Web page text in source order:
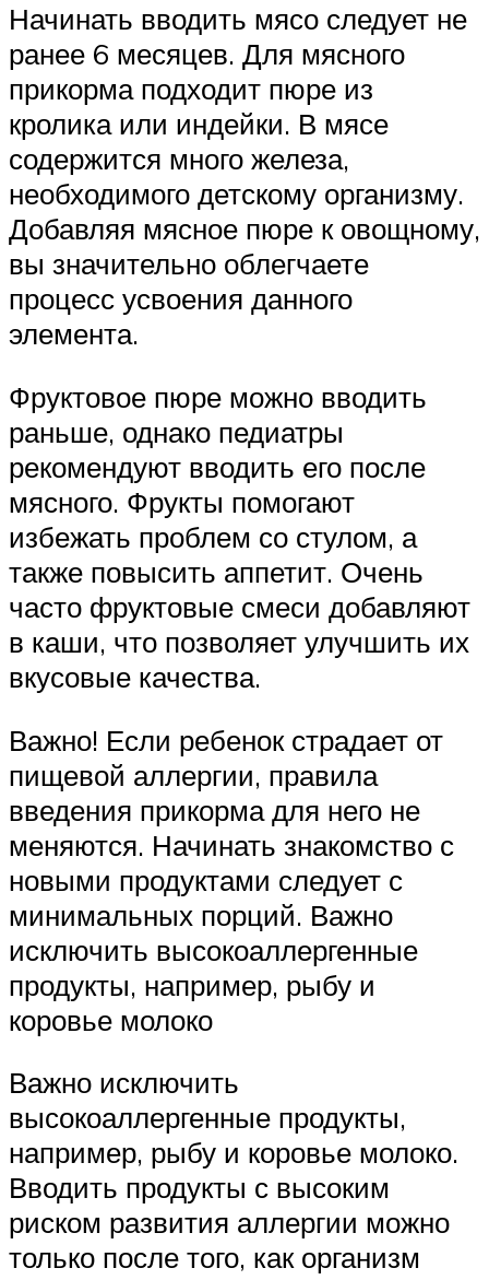
Начинать вводить мясо следует не
ранее 6 месяцев. Для мясного
прикорма подходит пюре из
кролика или индейки. В мясе
содержится много железа,
необходимого детскому организму.
Добавляя мясное пюре к овощному,
вы значительно облегчаете
процесс усвоения данного
элемента.
Фруктовое пюре можно вводить
раньше, однако педиатры
рекомендуют вводить его после
мясного. Фрукты помогают
избежать проблем со стулом, а
также повысить аппетит. Очень
часто фруктовые смеси добавляют
в каши, что позволяет улучшить их
вкусовые качества.
Важно! Если ребенок страдает от
пищевой аллергии, правила
введения прикорма для него не
меняются. Начинать знакомство с
новыми продуктами следует с
минимальных порций. Важно
исключить высокоаллергенные
продукты, например, рыбу и
коровье молоко
Важно исключить
высокоаллергенные продукты,
например, рыбу и коровье молоко.
Вводить продукты с высоким
риском развития аллергии можно
только после того, как организм